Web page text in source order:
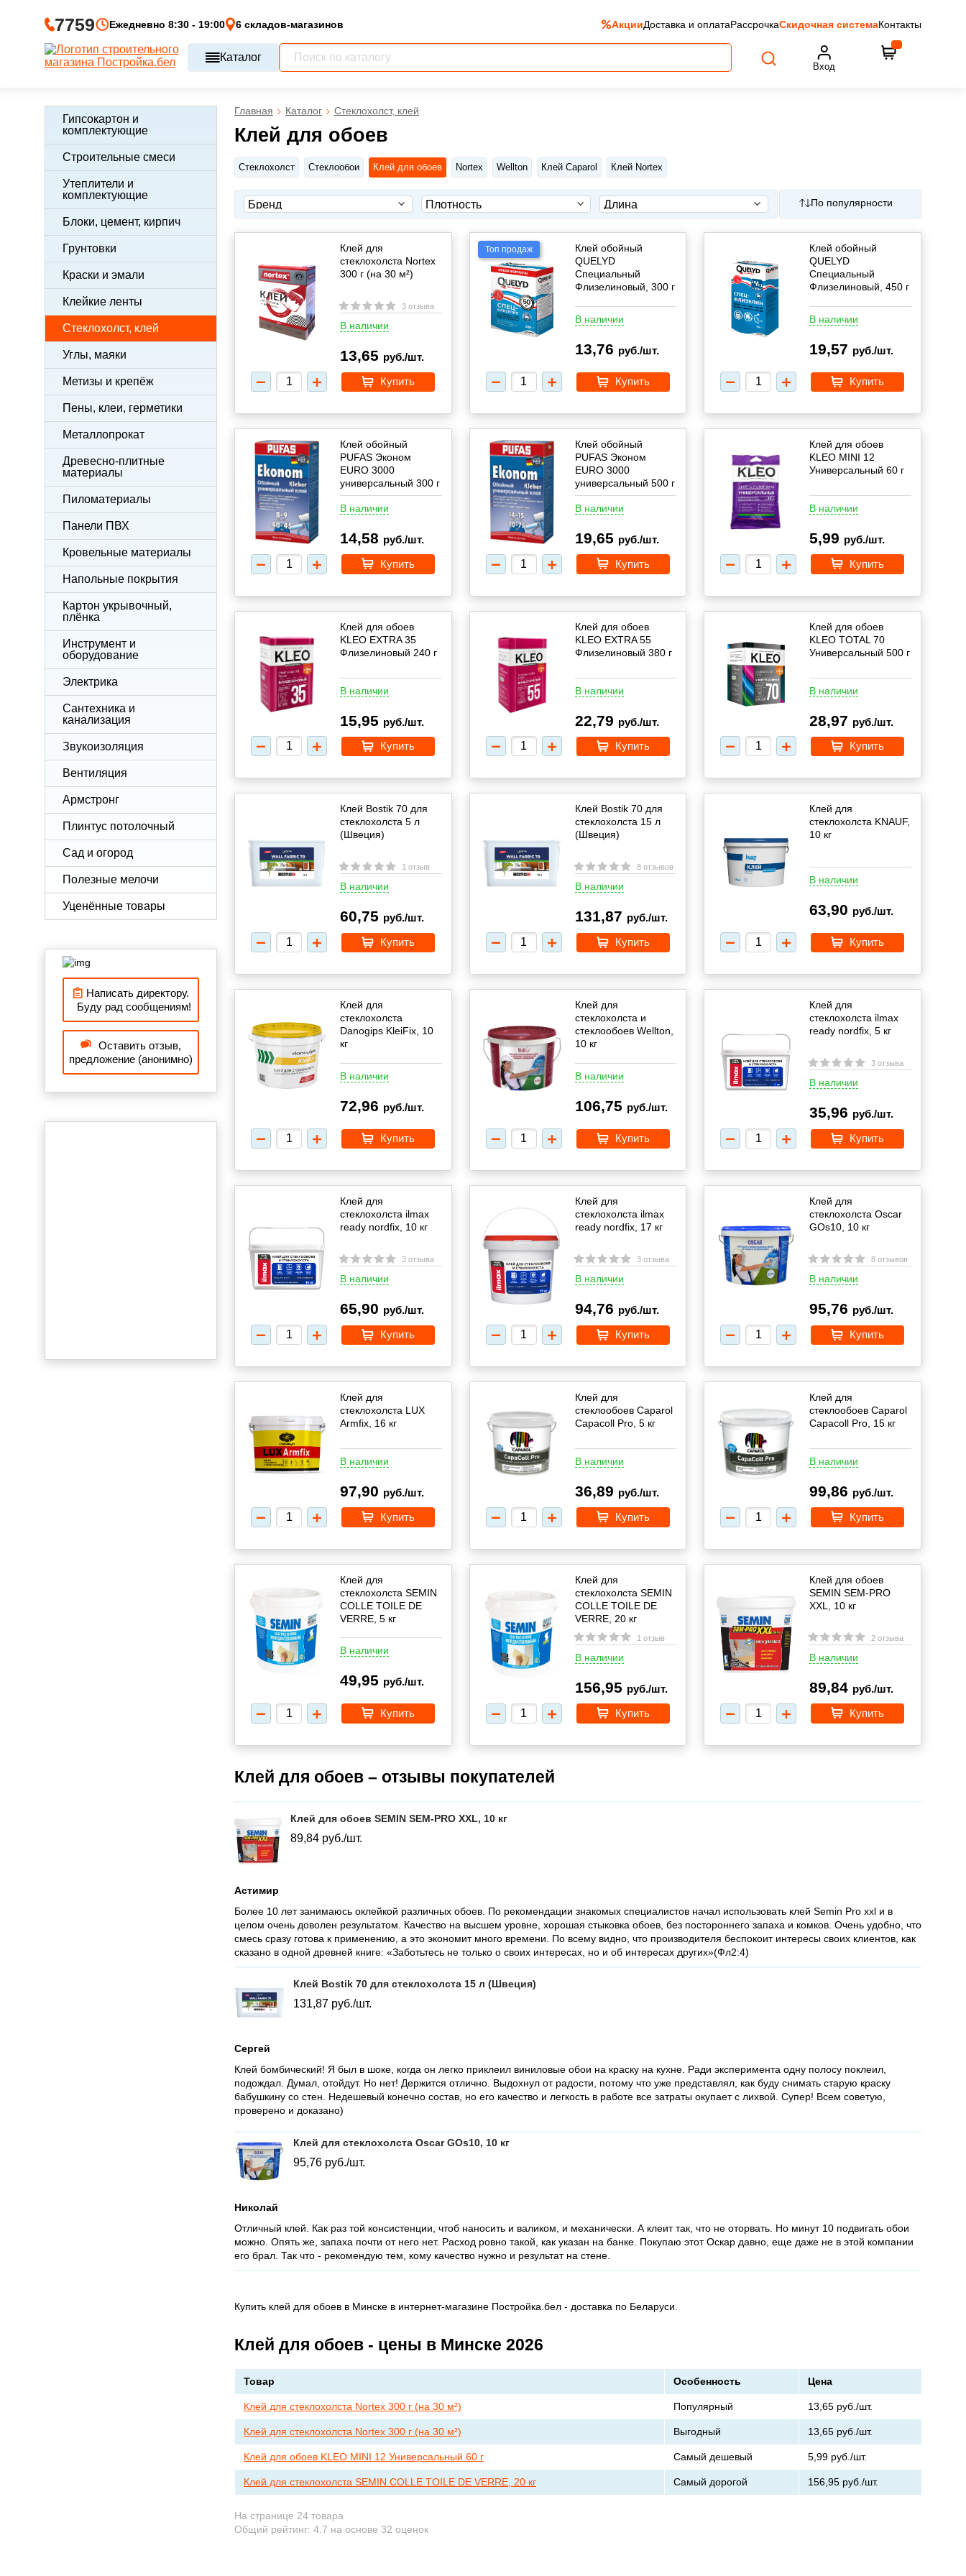
7759 Ежедневно 8:30 - 19:00 6 складов-магазинов АкцииДоставка и оплатаРассрочкаСкидочная системаКонтакты
Каталог
Вход
Гипсокартон и
комплектующие
Строительные смеси
Утеплители и
комплектующие
Блоки, цемент, кирпич
Грунтовки
Краски и эмали
Клейкие ленты
Стеклохолст, клей
Углы, маяки
Метизы и крепёж
Пены, клеи, герметики
Металлопрокат
Древесно-плитные
материалы
Пиломатериалы
Панели ПВХ
Кровельные материалы
Напольные покрытия
Картон укрывочный,
плёнка
Инструмент и
оборудование
Электрика
Сантехника и
канализация
Звукоизоляция
Вентиляция
Армстронг
Плинтус потолочный
Сад и огород
Полезные мелочи
Уценённые товары
Написать директору.
Буду рад сообщениям!
Оставить отзыв,
предложение (анонимно)
Главная Каталог Стеклохолст, клей
Клей для обоев
Стеклохолст Стеклообои Клей для обоев Nortex Wellton Клей Caparol Клей Nortex
По популярности
Клей для
стеклохолста Nortex
300 г (на 30 м²)
3 отзыва
В наличии
13,65 руб./шт.
Купить
Топ продаж
Клей обойный
QUELYD
Специальный
Флизелиновый, 300 г
В наличии
13,76 руб./шт.
Купить
Клей обойный
QUELYD
Специальный
Флизелиновый, 450 г
В наличии
19,57 руб./шт.
Купить
Клей обойный
PUFAS Эконом
EURO 3000
универсальный 300 г
В наличии
14,58 руб./шт.
Купить
Клей обойный
PUFAS Эконом
EURO 3000
универсальный 500 г
В наличии
19,65 руб./шт.
Купить
Клей для обоев
KLEO MINI 12
Универсальный 60 г
В наличии
5,99 руб./шт.
Купить
Клей для обоев
KLEO EXTRA 35
Флизелиновый 240 г
В наличии
15,95 руб./шт.
Купить
Клей для обоев
KLEO EXTRA 55
Флизелиновый 380 г
В наличии
22,79 руб./шт.
Купить
Клей для обоев
KLEO TOTAL 70
Универсальный 500 г
В наличии
28,97 руб./шт.
Купить
Клей Bostik 70 для
стеклохолста 5 л
(Швеция)
1 отзыв
В наличии
60,75 руб./шт.
Купить
Клей Bostik 70 для
стеклохолста 15 л
(Швеция)
8 отзывов
В наличии
131,87 руб./шт.
Купить
Клей для
стеклохолста KNAUF,
10 кг
В наличии
63,90 руб./шт.
Купить
Клей для
стеклохолста
Danogips KleiFix, 10
кг
В наличии
72,96 руб./шт.
Купить
Клей для
стеклохолста и
стеклообоев Wellton,
10 кг
В наличии
106,75 руб./шт.
Купить
Клей для
стеклохолста ilmax
ready nordfix, 5 кг
3 отзыва
В наличии
35,96 руб./шт.
Купить
Клей для
стеклохолста ilmax
ready nordfix, 10 кг
3 отзыва
В наличии
65,90 руб./шт.
Купить
Клей для
стеклохолста ilmax
ready nordfix, 17 кг
3 отзыва
В наличии
94,76 руб./шт.
Купить
Клей для
стеклохолста Oscar
GOs10, 10 кг
8 отзывов
В наличии
95,76 руб./шт.
Купить
Клей для
стеклохолста LUX
Armfix, 16 кг
В наличии
97,90 руб./шт.
Купить
Клей для
стеклообоев Caparol
Capacoll Pro, 5 кг
В наличии
36,89 руб./шт.
Купить
Клей для
стеклообоев Caparol
Capacoll Pro, 15 кг
В наличии
99,86 руб./шт.
Купить
Клей для
стеклохолста SEMIN
COLLE TOILE DE
VERRE, 5 кг
В наличии
49,95 руб./шт.
Купить
Клей для
стеклохолста SEMIN
COLLE TOILE DE
VERRE, 20 кг
1 отзыв
В наличии
156,95 руб./шт.
Купить
Клей для обоев
SEMIN SEM-PRO
XXL, 10 кг
2 отзыва
В наличии
89,84 руб./шт.
Купить
Клей для обоев – отзывы покупателей
Клей для обоев SEMIN SEM-PRO XXL, 10 кг
89,84 руб./шт.
Астимир
Более 10 лет занимаюсь оклейкой различных обоев. По рекомендации знакомых специалистов начал использовать клей Semin Pro xxl и в
целом очень доволен результатом. Качество на высшем уровне, хорошая стыковка обоев, без постороннего запаха и комков. Очень удобно, что
смесь сразу готова к применению, а это экономит много времени. По всему видно, что производителя беспокоит интересы своих клиентов, как
сказано в одной древней книге: «Заботьтесь не только о своих интересах, но и об интересах других»(Фл2:4)
Клей Bostik 70 для стеклохолста 15 л (Швеция)
131,87 руб./шт.
Сергей
Клей бомбический! Я был в шоке, когда он легко приклеил виниловые обои на краску на кухне. Ради эксперимента одну полосу поклеил,
подождал. Думал, отойдут. Но нет! Держится отлично. Выдохнул от радости, потому что уже представлял, как буду снимать старую краску
бабушкину со стен. Недешевый конечно состав, но его качество и легкость в работе все затраты окупает с лихвой. Супер! Всем советую,
проверено и доказано)
Клей для стеклохолста Oscar GOs10, 10 кг
95,76 руб./шт.
Николай
Отличный клей. Как раз той консистенции, чтоб наносить и валиком, и механически. А клеит так, что не оторвать. Но минут 10 подвигать обои
можно. Опять же, запаха почти от него нет. Расход ровно такой, как указан на банке. Покупаю этот Оскар давно, еще даже не в этой компании
его брал. Так что - рекомендую тем, кому качество нужно и результат на стене.
Купить клей для обоев в Минске в интернет-магазине Постройка.бел - доставка по Беларуси.
Клей для обоев - цены в Минске 2026
Товар Особенность Цена
Клей для стеклохолста Nortex 300 г (на 30 м²) Популярный 13,65 руб./шт.
Клей для стеклохолста Nortex 300 г (на 30 м²) Выгодный 13,65 руб./шт.
Клей для обоев KLEO MINI 12 Универсальный 60 г Самый дешевый 5,99 руб./шт.
Клей для стеклохолста SEMIN COLLE TOILE DE VERRE, 20 кг Самый дорогой 156,95 руб./шт.
На странице 24 товара
Общий рейтинг: 4.7 на основе 32 оценок